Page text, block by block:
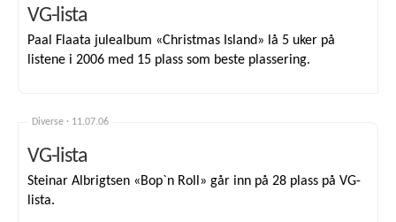
VG-lista
Paal Flaata julealbum «Christmas Island» lå 5 uker på
listene i 2006 med 15 plass som beste plassering.
Diverse · 11.07.06
VG-lista
Steinar Albrigtsen «Bop`n Roll» går inn på 28 plass på VG-
lista.